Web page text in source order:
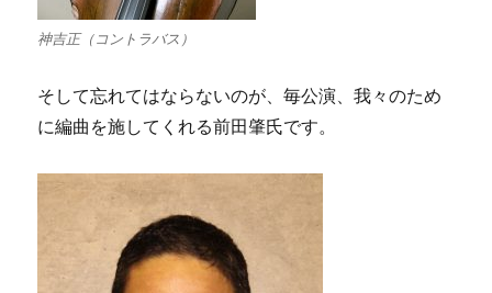
神吉正（コントラバス）
そして忘れてはならないのが、毎公演、我々のため
に編曲を施してくれる前田肇氏です。